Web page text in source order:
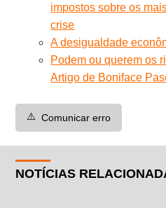
impostos sobre os
crise
A desigualdade
Podem ou querem os
Artigo de Boniface
⚠️ Comunicar erro
NOTÍCIAS